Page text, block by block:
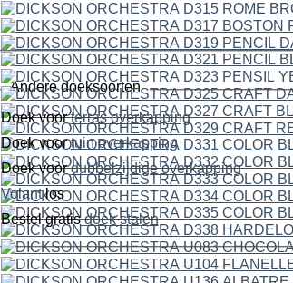
Andere doeksoorten
Doek voorterras overkapping
Doek voor
tuin overkapping
Doek voor
dubbelzijdige overkapping
Volantlos
Bestel gratis doek stalen